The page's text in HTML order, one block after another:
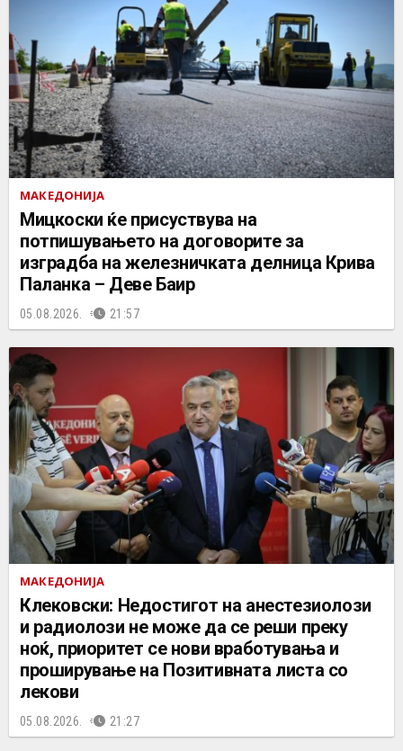
МАКЕДОНИЈА
Мицкоски ќе присуствува на
потпишувањето на договорите за
изградба на железничката делница Крива
Паланка – Деве Баир
05.08.2026. 21:57
МАКЕДОНИЈА
Клековски: Недостигот на анестезиолози
и радиолози не може да се реши преку
ноќ, приоритет се нови вработувања и
проширување на Позитивната листа со
лекови
05.08.2026. 21:27